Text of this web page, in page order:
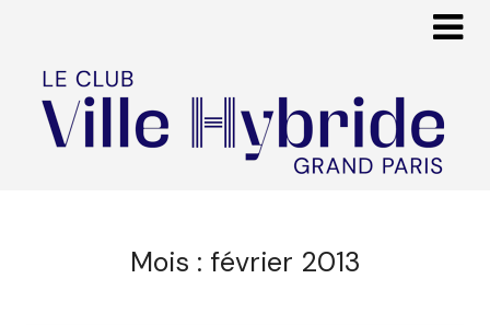
Mois : février 2013